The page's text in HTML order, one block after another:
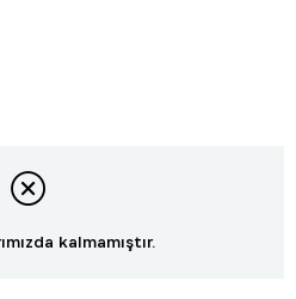
kalmamıştır.